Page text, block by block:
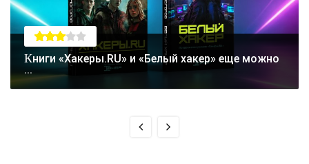
Книги «Хакеры.RU» и «Белый хакер» еще можно
...